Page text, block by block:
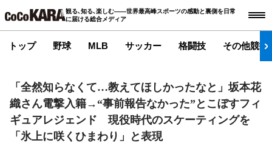
観る､知る､楽しむ――世界最高峰スポーツの感動と裏側を日常
に届ける総合メディア
トップ 野球 MLB サッカー 格闘技 その他競技
「全然知らなくて…教えてほしかったなと」坂本花
織さん電撃入籍→“事前報告なかった”とこぼすフィ
ギュアレジェンド 現役時代のスケーティングを
「氷上に咲くひまわり」と表現